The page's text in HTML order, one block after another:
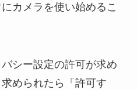
カメラを使い始めるこ
シー設定の許可が求め
められたら「許可す